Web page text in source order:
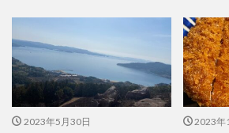
2023年5月30日 2023年